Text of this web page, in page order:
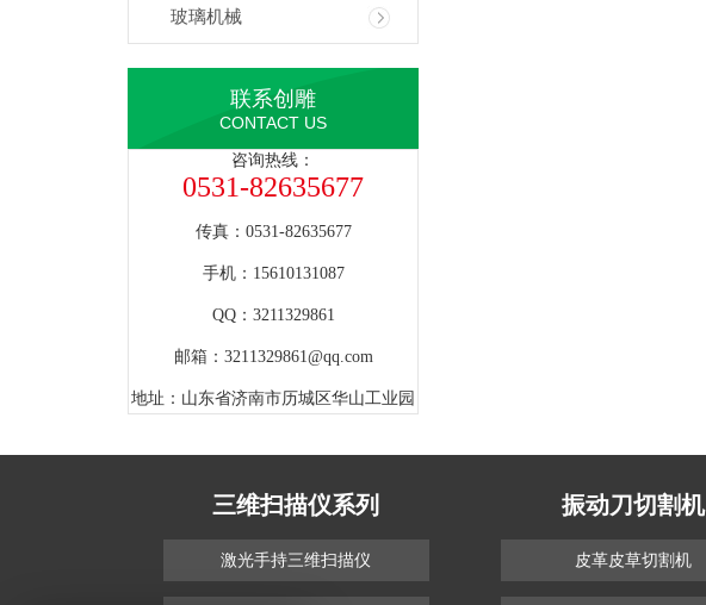
玻璃机械
联系创雕
CONTACT US
咨询热线：
0531-82635677
传真：0531-82635677
手机：15610131087
QQ：3211329861
邮箱： 3211329861@qq.com
地址：山东省济南市历城区华山工业园
三维扫描仪系列
激光手持三维扫描仪
振动刀切割机
皮革皮草切割机